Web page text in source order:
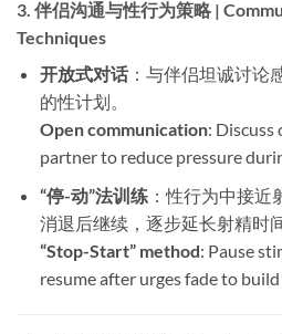
3. 伴侣沟通与性行为策略 |
Techniques
开放式对话：与伴侣坦诚讨论
的性计划。
Open communication: Discuss
partner to reduce pressure
“停-动”法训练：性行为中接近
消退后继续，逐步延长射精时间
“Stop-Start” method: Pause
resume after urges fade to